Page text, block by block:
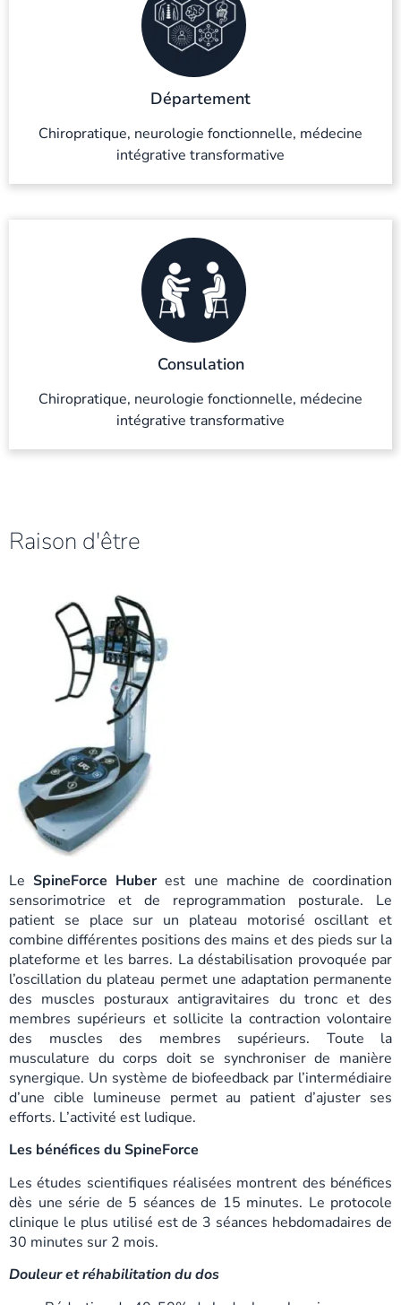
Département
Chiropratique, neurologie fonctionnelle, médecine
intégrative transformative
Consulation
Chiropratique, neurologie fonctionnelle, médecine
intégrative transformative
Raison d'être
LeSpineForce Huberest une machine de coordination
sensorimotrice et de reprogrammation posturale. Le
patient se place sur un plateau motorisé oscillant et
combine différentes positions des mains et des pieds sur la
plateforme et les barres. La déstabilisation provoquée par
l’oscillation du plateau permet une adaptation permanente
des muscles posturaux antigravitaires du tronc et des
membres supérieurs et sollicite la contraction volontaire
des muscles des membres supérieurs. Toute la
musculature du corps doit se synchroniser de manière
synergique. Un système de biofeedback par l’intermédiaire
d’une cible lumineuse permet au patient d’ajuster ses
efforts. L’activité est ludique.
Les bénéfices du SpineForce
Les études scientifiques réalisées montrent des bénéfices
dès une série de 5 séances de 15 minutes. Le protocole
clinique le plus utilisé est de 3 séances hebdomadaires de
30 minutes sur 2 mois.
Douleur et réhabilitation du dos